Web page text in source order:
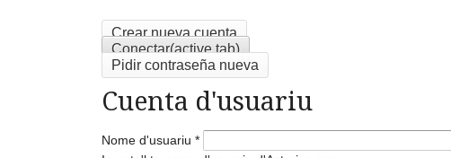
Crear nueva cuenta
Conectar(active tab)
Pidir contraseña nueva
Cuenta d'usuariu
Nome d'usuariu *